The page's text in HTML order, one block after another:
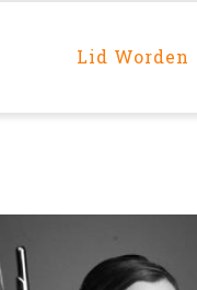
Main
rechts
Lid Worden